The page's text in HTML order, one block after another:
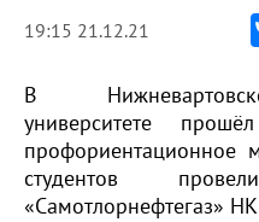
19:15 21.12.21
В
университете
профориентационное
студентов
«Самотлорнефтегаз»